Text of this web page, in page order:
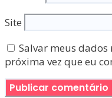
Site
Salvar meus dados
próxima vez que eu